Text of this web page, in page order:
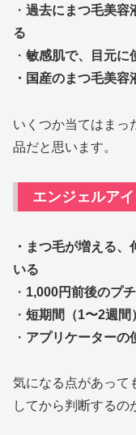
・ 過去にまつ毛美容
る
・ 敏感肌で、目元に
・国産のまつ毛美容
いくつか当てはまっ
品だと思います。
エンジェルア
・まつ毛が増える
いる
・ 1,000円前後のプ
・ 短期間（1〜2週間
・ アプリケーターの
気になる点があって
してから判断するの